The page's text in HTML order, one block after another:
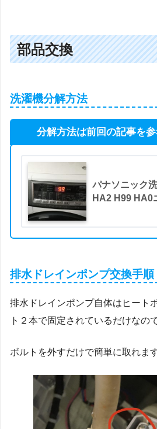
部品交換
洗濯機分解方法
分解方法は前回の記事を
パナソニック
HA2 H99 HA0
排水ドレインポンプ交換手順
排水ドレインポンプ自体はヒート
ト２本で固定されているだけなの
ボルトを外すだけで簡単に取れま